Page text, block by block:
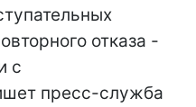
отказа -
с
пресс-служба